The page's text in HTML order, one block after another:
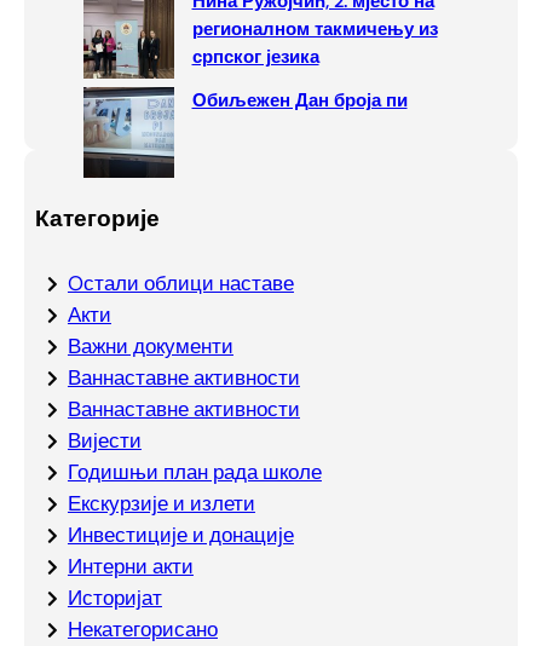
регионалном такмичењу из
српског језика
Обиљежен Дан броја пи
Категорије
Oстали облици наставе
Акти
Важни документи
Ваннаставне активности
Ваннаставне активности
Вијести
Годишњи план рада школе
Екскурзије и излети
Инвестиције и донације
Интерни акти
Историјат
Некатегорисано